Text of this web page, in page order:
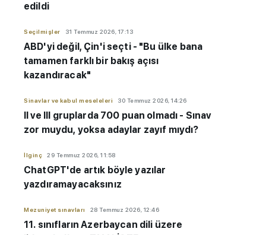
edildi
Seçilmişler 31 Temmuz 2026, 17:13
ABD'yi değil, Çin'i seçti - "Bu ülke bana
tamamen farklı bir bakış açısı
kazandıracak"
Sinavlar ve kabul meseleleri 30 Temmuz 2026, 14:26
II ve III gruplarda 700 puan olmadı - Sınav
zor muydu, yoksa adaylar zayıf mıydı?
İlginç 29 Temmuz 2026, 11:58
ChatGPT'de artık böyle yazılar
yazdıramayacaksınız
Mezuniyet sınavları 28 Temmuz 2026, 12:46
11. sınıfların Azerbaycan dili üzere